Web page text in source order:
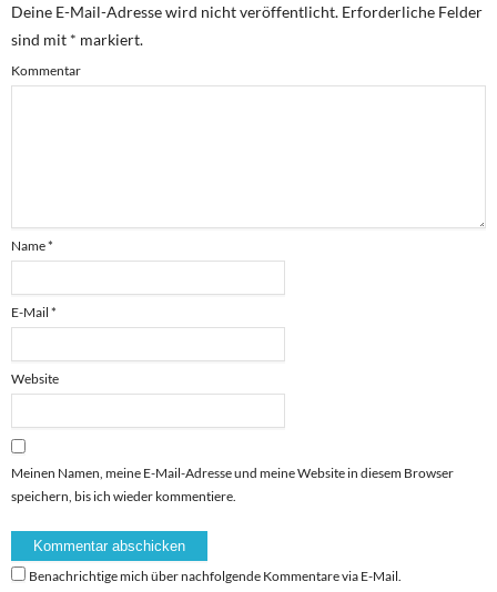
Deine E-Mail-Adresse wird nicht veröffentlicht. Erforderliche Felder
sind mit * markiert.
Kommentar
Name*
E-Mail *
Website
Meinen Namen, meine E-Mail-Adresse und meine Website in diesem Browser
speichern, bis ich wieder kommentiere.
Benachrichtige mich über nachfolgende Kommentare via E-Mail.